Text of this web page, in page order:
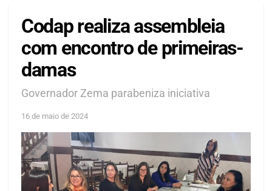
Codap realiza assembleia
com encontro de primeiras-
damas
Governador Zema parabeniza iniciativa
16 de maio de 2024